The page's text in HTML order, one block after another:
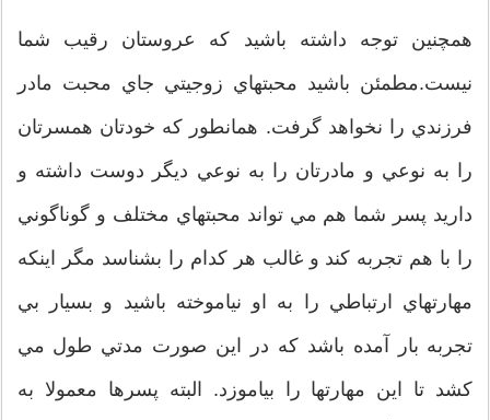
همچنين توجه داشته باشيد که عروستان رقيب شما
نيست.مطمئن باشيد محبتهاي زوجيتي جاي محبت مادر
فرزندي را نخواهد گرفت. همانطور که خودتان همسرتان
را به نوعي و مادرتان را به نوعي ديگر دوست داشته و
داريد پسر شما هم مي تواند محبتهاي مختلف و گوناگوني
را با هم تجربه کند و غالب هر کدام را بشناسد مگر اينکه
مهارتهاي ارتباطي را به او نياموخته باشيد و بسيار بي
تجربه بار آمده باشد که در اين صورت مدتي طول مي
کشد تا اين مهارتها را بياموزد. البته پسرها معمولا به